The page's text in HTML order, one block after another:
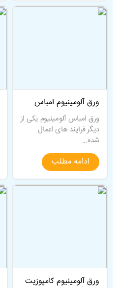
ورق آلومینیوم امباس
ورق امباس آلومینیوم یکی از
دیگر فرایند های اعمال
شده...
ادامه مطلب
ورق آلومینیوم کامپوزیت